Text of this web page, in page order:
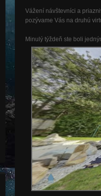
Vážení návštevníci a
pozývame Vás na druhú
Minulý týždeň ste boli